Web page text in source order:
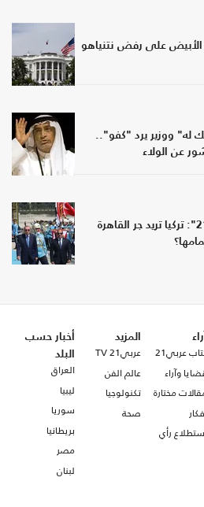
الأبيض على رفض نتنياهو
له" ووزير يرد "كفو"..
عن الولاء
خبير مصري لـ"عربي21": تركيا تريد جر القاهرة
آراء
عربي21
وآراء
مختارة
رأي
المزيد
عربي21 TV
عالم الفن
تكنولوجيا
صحة
أخبار حسب
البلد
العراق
ليبيا
سوريا
بريطانيا
مصر
لبنان